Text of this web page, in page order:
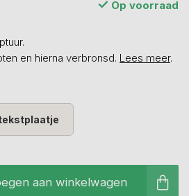
Op voorraad
en hierna verbronsd. Lees meer.
aan winkelwagen